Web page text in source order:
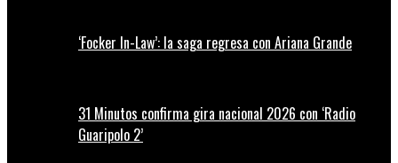
‘Focker In-Law’: la saga regresa con Ariana Grande
31 Minutos confirma gira nacional 2026 con ‘Radio
Guaripolo 2’